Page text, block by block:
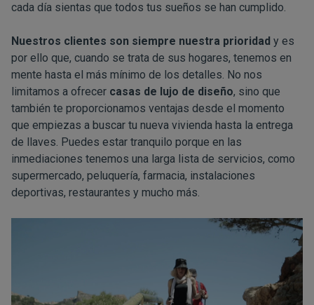
cada día sientas que todos tus sueños se han cumplido.
Nuestros clientes son siempre nuestra prioridad y es
por ello que, cuando se trata de sus hogares, tenemos en
mente hasta el más mínimo de los detalles. No nos
limitamos a ofrecer casas de lujo de diseño, sino que
también te proporcionamos ventajas desde el momento
que empiezas a buscar tu nueva vivienda hasta la entrega
de llaves. Puedes estar tranquilo porque en las
inmediaciones tenemos una larga lista de servicios, como
supermercado, peluquería, farmacia, instalaciones
deportivas, restaurantes y mucho más.